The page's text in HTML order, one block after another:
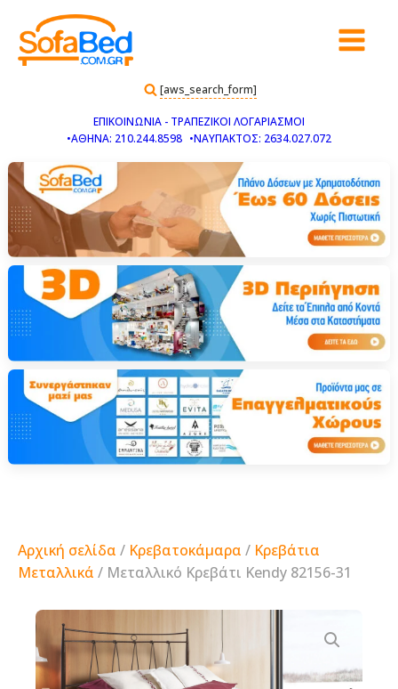
[aws_search_form]
ΕΠΙΚΟΙΝΩΝΙΑ - ΤΡΑΠΕΖΙΚΟΙ ΛΟΓΑΡΙΑΣΜΟΙ
•ΑΘΗΝΑ: 210.244.8598 •ΝΑΥΠΑΚΤΟΣ: 2634.027.072
Αρχική σελίδα / Κρεβατοκάμαρα / Κρεβάτια
Μεταλλικά / Μεταλλικό Κρεβάτι Kendy 82156-31